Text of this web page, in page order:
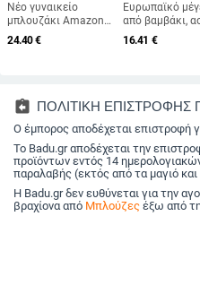
Νέο γυναικείο
μπλουζάκι Amazon
για γυναίκες, με
στρογγυλή
αγορές, για το
φθινόπωρο του 2025
24.40€
Ευρωπαϊκό
από βαμβάκι,
μπλουζάκια
εγκυμοσύνης για
16.41 €
assignment_return ΠΟΛΙΤΙΚΗ ΕΠΙΣΤΡΟΦΗΣ
Ο έμπορος αποδέχεται επιστροφή
Το Badu.gr αποδέχεται την
προϊόντων εντός 14
παραλαβής (εκτός από τα μαγιό
Η Badu.gr δεν ευθύνεται για την
βραχίονα από Μπλούζες έξω από